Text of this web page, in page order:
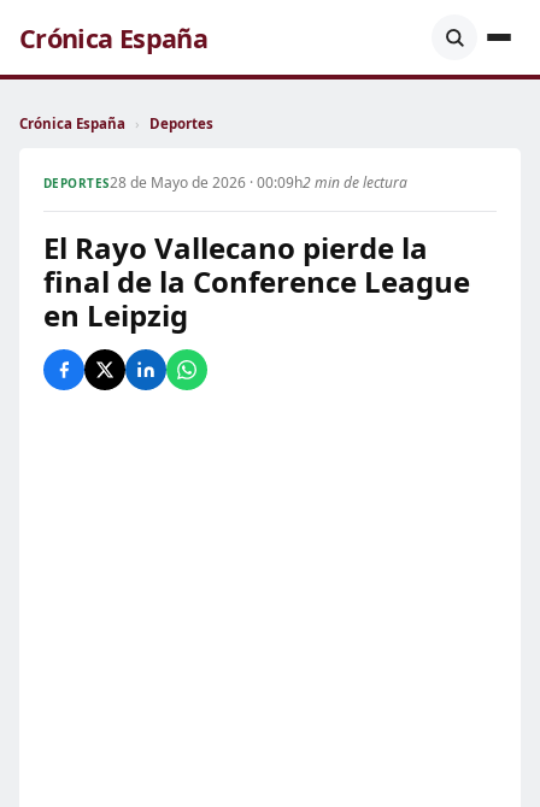
Crónica España
Crónica España › Deportes
DEPORTES28 de Mayo de 2026 · 00:09h2 min de lectura
El Rayo Vallecano pierde la
final de la Conference League
en Leipzig